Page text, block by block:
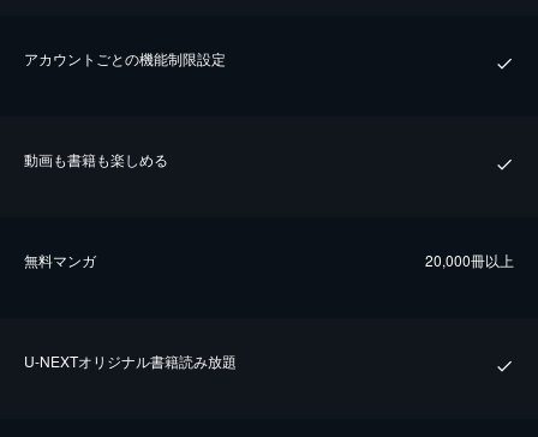
アカウントごとの機能制限設定
動画も書籍も楽しめる
無料マンガ 20,000冊以上
U-NEXTオリジナル書籍読み放題